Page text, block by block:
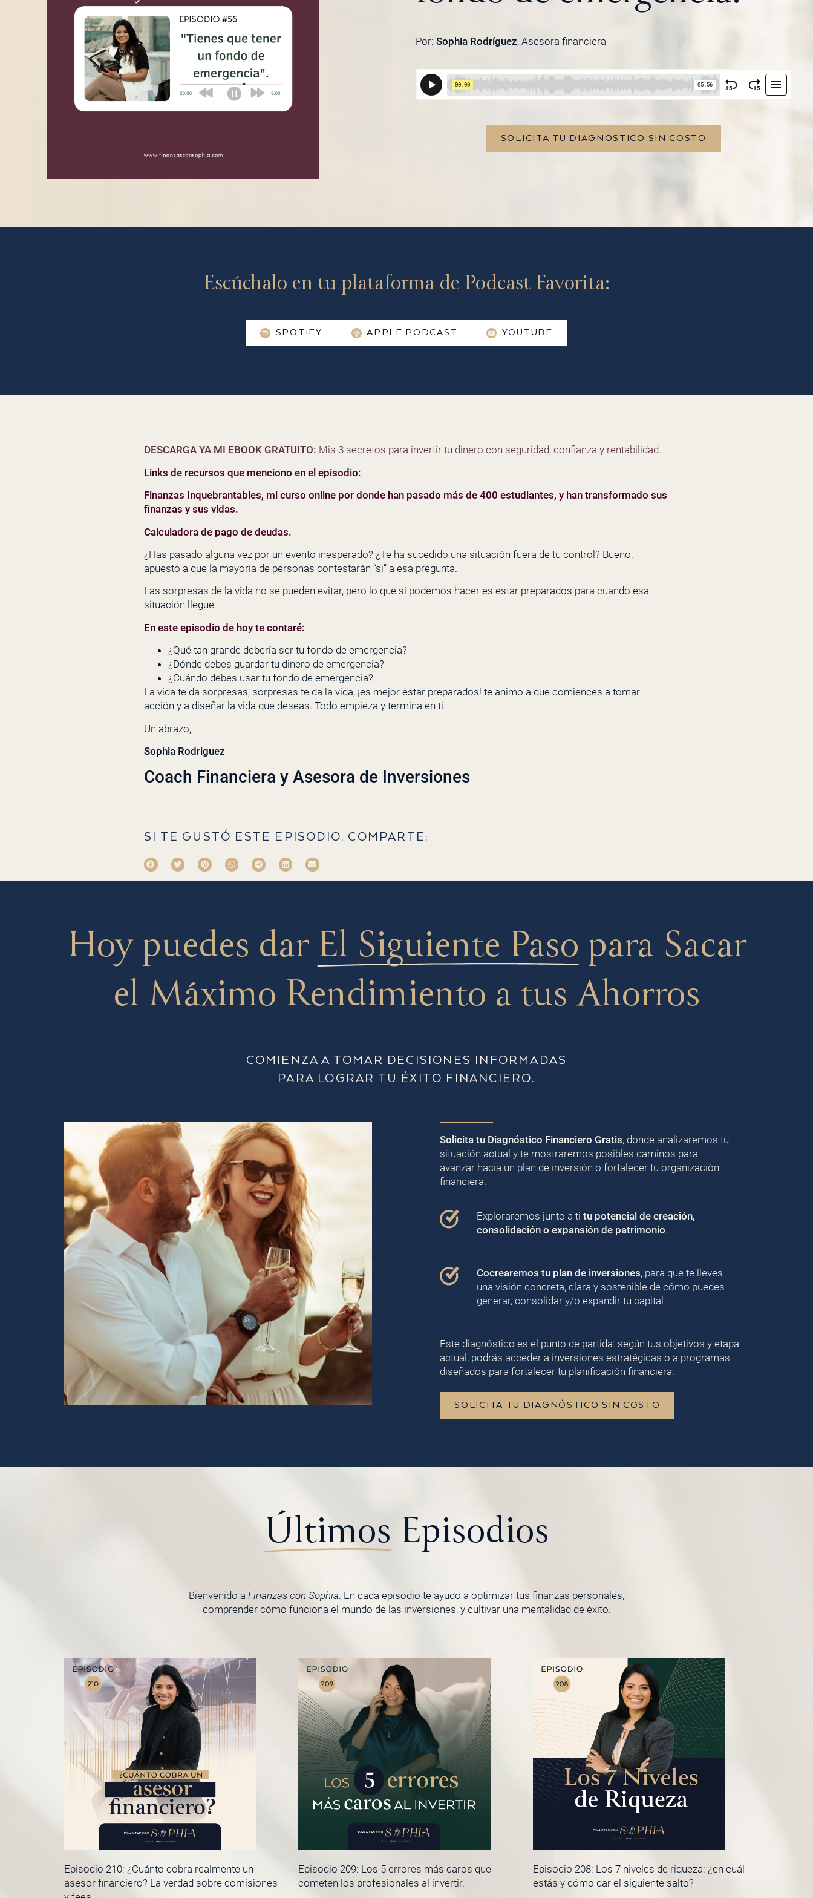
Por: Sophia Rodríguez, Asesora financiera
SOLICITA TU DIAGNÓSTICO SIN COSTO
Escúchalo en tu plataforma de Podcast Favorita:
SPOTIFY APPLE PODCAST YOUTUBE
DESCARGA YA MI EBOOK GRATUITO: Mis 3 secretos para invertir tu dinero con seguridad, confianza y rentabilidad.
Links de recursos que menciono en el episodio:
Finanzas Inquebrantables, mi curso online por donde han pasado más de 400 estudiantes, y han transformado sus
finanzas y sus vidas.
Calculadora de pago de deudas.
¿Has pasado alguna vez por un evento inesperado? ¿Te ha sucedido una situación fuera de tu control? Bueno,
apuesto a que la mayoría de personas contestarán “si” a esa pregunta.
Las sorpresas de la vida no se pueden evitar, pero lo que sí podemos hacer es estar preparados para cuando esa
situación llegue.
En este episodio de hoy te contaré:
¿Qué tan grande debería ser tu fondo de emergencia?
¿Dónde debes guardar tu dinero de emergencia?
¿Cuándo debes usar tu fondo de emergencia?
La vida te da sorpresas, sorpresas te da la vida, ¡es mejor estar preparados! te animo a que comiences a tomar
acción y a diseñar la vida que deseas. Todo empieza y termina en ti.
Un abrazo,
Sophia Rodriguez
Coach Financiera y Asesora de Inversiones
SI TE GUSTÓ ESTE EPISODIO, COMPARTE:
Hoy puedes dar El Siguiente Paso para Sacar
el Máximo Rendimiento a tus Ahorros
COMIENZA A TOMAR DECISIONES INFORMADAS
PARA LOGRAR TU ÉXITO FINANCIERO.
Solicita tu Diagnóstico Financiero Gratis, donde analizaremos tu
situación actual y te mostraremos posibles caminos para
avanzar hacia un plan de inversión o fortalecer tu organización
financiera.
Exploraremos junto a titu potencial de creación,
consolidación o expansión de patrimonio.
Cocrearemos tu plan de inversiones, para que te lleves
una visión concreta, clara y sostenible de cómo puedes
generar, consolidar y/o expandir tu capital
Este diagnóstico es el punto de partida: según tus objetivos y etapa
actual, podrás acceder a inversiones estratégicas o a programas
diseñados para fortalecer tu planificación financiera.
SOLICITA TU DIAGNÓSTICO SIN COSTO
Últimos Episodios
Bienvenido a Finanzas con Sophia. En cada episodio te ayudo a optimizar tus finanzas personales,
comprender cómo funciona el mundo de las inversiones, y cultivar una mentalidad de éxito.
Episodio 210: ¿Cuánto cobra realmente un
asesor financiero? La verdad sobre comisiones
Episodio 209: Los 5 errores más caros que
cometen los profesionales al invertir.
Episodio 208: Los 7 niveles de riqueza: ¿en cuál
estás y cómo dar el siguiente salto?